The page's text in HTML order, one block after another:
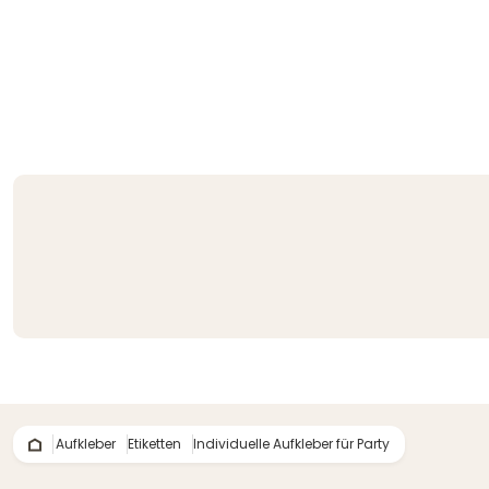
Aufkleber Etiketten Individuelle Aufkleber für Party